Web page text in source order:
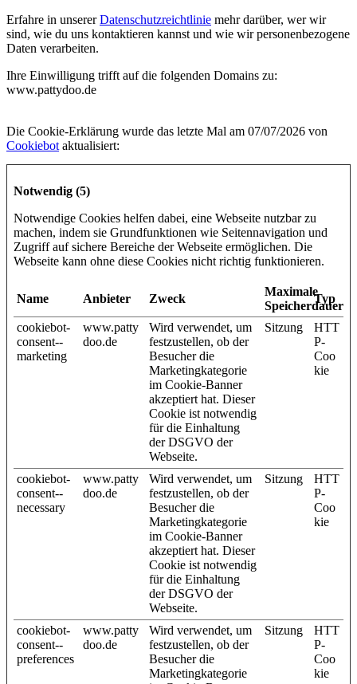
Erfahre in unsererDatenschutzreichtlinie mehr darüber, wer wir
sind, wie du uns kontaktieren kannst und wie wir personenbezogene
Daten verarbeiten.
Ihre Einwilligung trifft auf die folgenden Domains zu:
www.pattydoo.de
Die Cookie-Erklärung wurde das letzte Mal am 07/07/2026 von
Cookiebotaktualisiert:
Notwendig (5)
Notwendige Cookies helfen dabei, eine Webseite nutzbar zu
machen, indem sie Grundfunktionen wie Seitennavigation und
Zugriff auf sichere Bereiche der Webseite ermöglichen. Die
Webseite kann ohne diese Cookies nicht richtig funktionieren.
Name Anbieter Zweck
Maximale
Speicherdauer
Typ
cookiebot-
consent--
marketing
www.patty
doo.de
Wird verwendet, um
festzustellen, ob der
Besucher die
Marketingkategorie
im Cookie-Banner
akzeptiert hat. Dieser
Cookie ist notwendig
für die Einhaltung
der DSGVO der
Webseite.
Sitzung
HTT
P-
Coo
kie
cookiebot-
consent--
necessary
www.patty
doo.de
Wird verwendet, um
festzustellen, ob der
Besucher die
Marketingkategorie
im Cookie-Banner
akzeptiert hat. Dieser
Cookie ist notwendig
für die Einhaltung
der DSGVO der
Webseite.
Sitzung
HTT
P-
Coo
kie
cookiebot-
consent--
preferences
www.patty
doo.de
Wird verwendet, um
festzustellen, ob der
Besucher die
Marketingkategorie
Sitzung
HTT
P-
Coo
kie